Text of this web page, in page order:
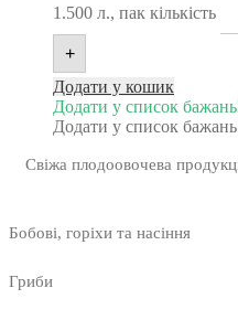
1.500 л., пак кількість
+
Додати у кошик
Додати у список бажань
Додати у список бажань
Свіжа плодоовочева
Бобові, горіхи та насіння
Гриби